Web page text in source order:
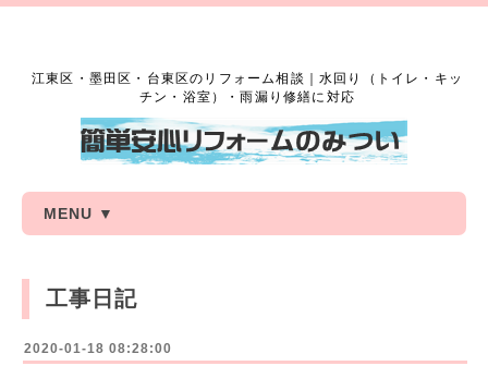
江東区・墨田区・台東区のリフォーム相談｜水回り（トイレ・キッ
チン・浴室）・雨漏り修繕に対応
MENU ▼
工事日記
2020-01-18 08:28:00